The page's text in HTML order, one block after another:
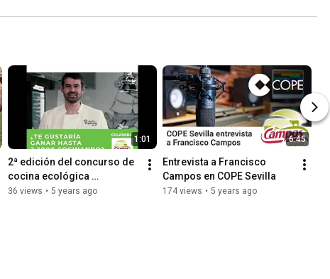
1:01
2ª edición del concurso de
cocina ecológica
Biorestauración
36 views • 5 years ago
6:45
Entrevista a Francisco
Campos en COPE Sevilla
174 views • 5 years ago